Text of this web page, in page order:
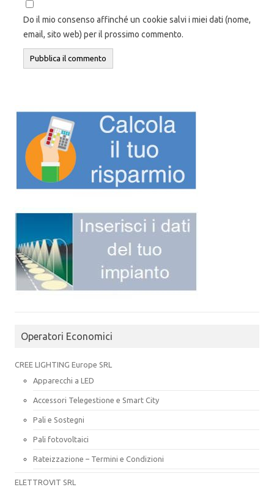
Do il mio consenso affinché un cookie salvi i miei dati (nome,
email, sito web) per il prossimo commento.
Operatori Economici
CREE LIGHTING Europe SRL
Apparecchi a LED
Accessori Telegestione e Smart City
Pali e Sostegni
Pali fotovoltaici
Rateizzazione – Termini e Condizioni
ELETTROVIT SRL